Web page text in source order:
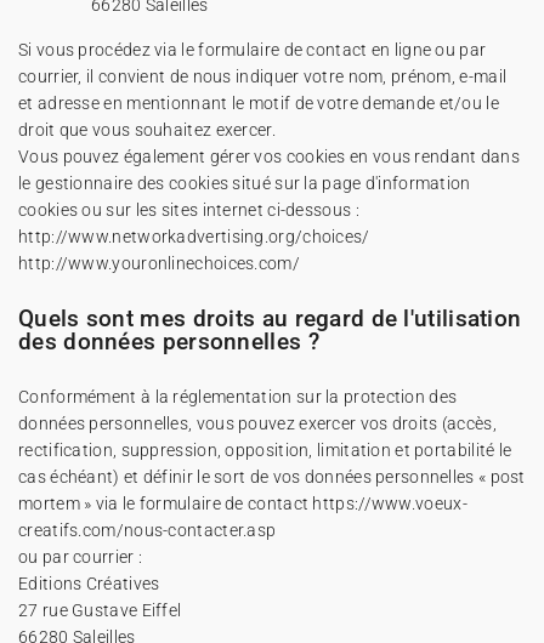
66280 Saleilles
Si vous procédez via le formulaire de contact en ligne ou par
courrier, il convient de nous indiquer votre nom, prénom, e-mail
et adresse en mentionnant le motif de votre demande et/ou le
droit que vous souhaitez exercer.
Vous pouvez également gérer vos cookies en vous rendant dans
le gestionnaire des cookies situé sur la page d'information
cookies ou sur les sites internet ci-dessous :
http://www.networkadvertising.org/choices/
http://www.youronlinechoices.com/
Quels sont mes droits au regard de l'utilisation
des données personnelles ?
Conformément à la réglementation sur la protection des
données personnelles, vous pouvez exercer vos droits (accès,
rectification, suppression, opposition, limitation et portabilité le
cas échéant) et définir le sort de vos données personnelles « post
mortem » via le formulaire de contact https://www.voeux-
creatifs.com/nous-contacter.asp
ou par courrier :
Editions Créatives
27 rue Gustave Eiffel
66280 Saleilles